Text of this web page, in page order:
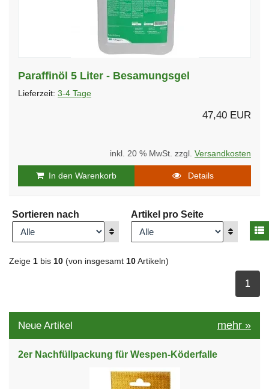
Paraffinöl 5 Liter - Besamungsgel
Lieferzeit: 3-4 Tage
47,40 EUR
inkl. 20 % MwSt. zzgl. Versandkosten
In den Warenkorb Details
Sortieren nach
Anzeigen
Artikel pro Seite
Anzeigen
Zeige 1 bis 10 (von insgesamt 10 Artikeln)
1
Neue Artikel mehr »
2er Nachfüllpackung für Wespen-Köderfalle